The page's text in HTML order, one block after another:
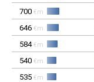
700 €m
646 €m
584€m
540 €m
535 €m